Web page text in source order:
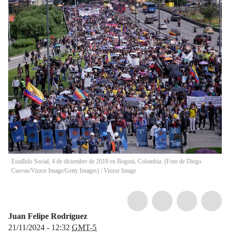
Estallido Social, 4 de diciembre de 2019 en Bogotá, Colombia. (Foto de Diego
Cuevas/Vizzor Image/Getty Images) / Vizzor Image
Juan Felipe Rodríguez
21/11/2024 - 12:32 GMT-5